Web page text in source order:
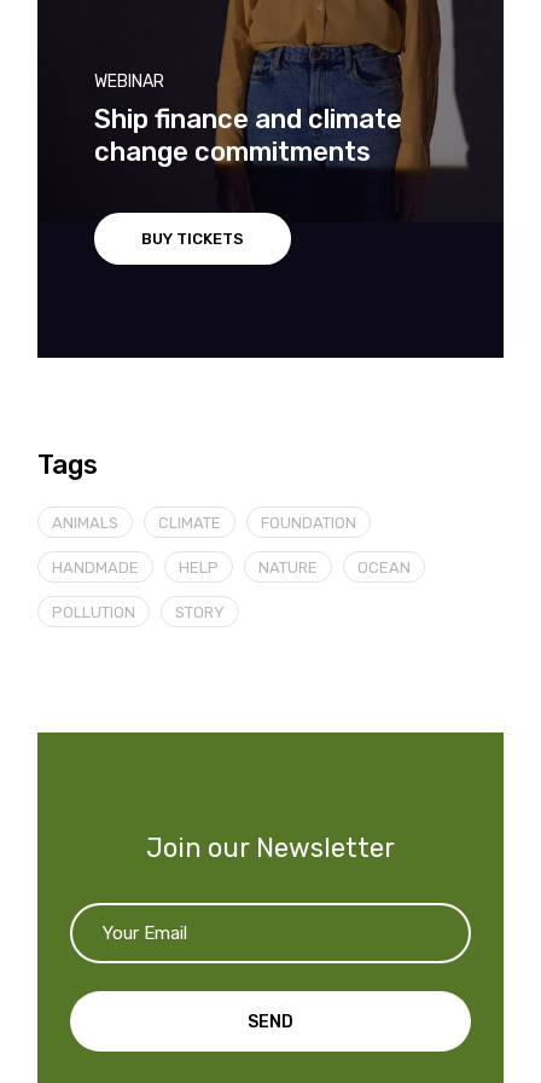
WEBINAR
Ship finance and climate
change commitments
BUY TICKETS
Tags
ANIMALS CLIMATE FOUNDATION
HANDMADE HELP NATURE OCEAN
POLLUTION STORY
Join our Newsletter
SEND